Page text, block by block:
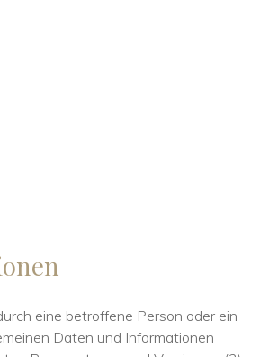
eine betroffene Person oder ein
Daten und Informationen